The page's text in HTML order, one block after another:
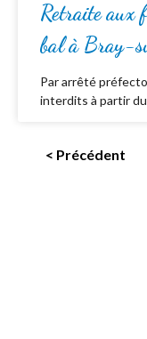
Retraite aux
bal à Bray-
Par arrêté
interdits à partir
< Précédent